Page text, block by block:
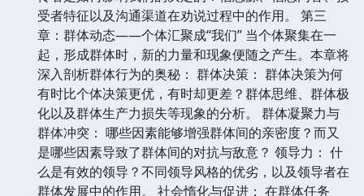
受者特征以及沟通渠道在劝说过程中的作用。 第三
章：群体动态——个体汇聚成“我们” 当个体聚集在一
起，形成群体时，新的力量和现象便随之产生。本章将
深入剖析群体行为的奥秘： 群体决策： 群体决策为何
有时比个体决策更优，有时却更差？群体思维、群体极
化以及群体生产力损失等现象的分析。 群体凝聚力与
群体冲突： 哪些因素能够增强群体间的亲密度？而又
是哪些因素导致了群体间的对抗与敌意？ 领导力： 什
么是有效的领导？不同领导风格的优劣，以及领导者在
群体发展中的作用。 社会惰化与促进： 在群体任务